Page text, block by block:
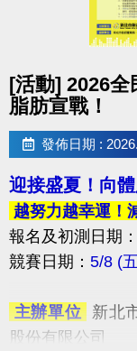
[活動] 2026全
脂肪宣戰！
發佈日期 :
迎接盛夏！向體
越努力越幸運！
報名及初測日期：
競賽日期： 5/8 (
​ 主辦單位 新北
股份有限公司